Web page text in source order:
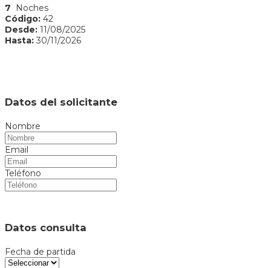
7 Noches
Código: 42
Desde: 11/08/2025
Hasta: 30/11/2026
Datos del solicitante
Nombre
Email
Teléfono
Datos consulta
Fecha de partida